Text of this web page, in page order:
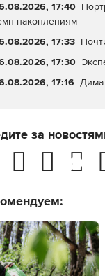
17:40
накоплениям
17:33
17:30
17:16 Дима
за